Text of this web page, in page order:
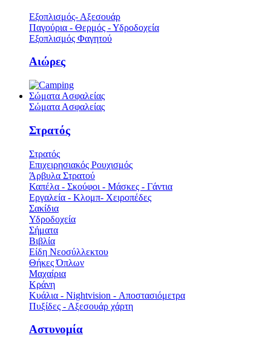
Εξοπλισμός- Αξεσουάρ
Παγούρια - Θερμός - Υδροδοχεία
Εξοπλισμός Φαγητού
Αιώρες
Σώματα Ασφαλείας
Σώματα Ασφαλείας
Στρατός
Στρατός
Επιχειρησιακός Ρουχισμός
Άρβυλα Στρατού
Καπέλα - Σκούφοι - Μάσκες - Γάντια
Εργαλεία - Κλομπ- Χειροπέδες
Σακίδια
Υδροδοχεία
Σήματα
Βιβλία
Είδη Νεοσύλλεκτου
Θήκες Όπλων
Μαχαίρια
Κράνη
Κυάλια - Nightvision - Αποστασιόμετρα
Πυξίδες - Αξεσουάρ χάρτη
Αστυνομία